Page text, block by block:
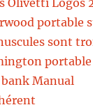
Olivetti Logos
portable
sont
Manual